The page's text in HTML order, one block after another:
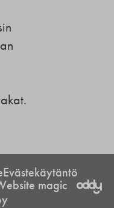
Evästekäytäntö
magic